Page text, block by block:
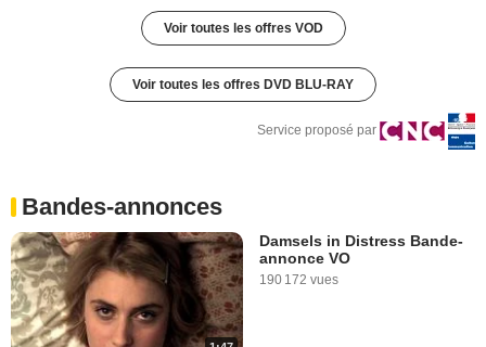
Voir toutes les offres VOD
Voir toutes les offres DVD BLU-RAY
Service proposé par
Bandes-annonces
Damsels in Distress Bande-
annonce VO
190 172 vues